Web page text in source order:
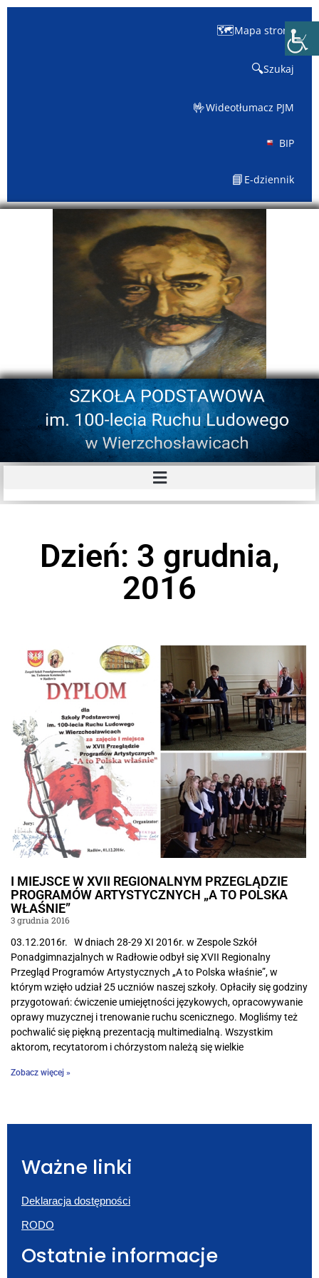
🗺️Mapa strony
🔍Szukaj
🤟Wideotłumacz PJM
BIP
📘 E-dziennik
Dzień: 3 grudnia,
2016
I MIEJSCE W XVII REGIONALNYM PRZEGLĄDZIE
PROGRAMÓW ARTYSTYCZNYCH „A TO POLSKA
WŁAŚNIE”
3 grudnia 2016
03.12.2016r. W dniach 28-29 XI 2016r. w Zespole Szkół
Ponadgimnazjalnych w Radłowie odbył się XVII Regionalny
Przegląd Programów Artystycznych „A to Polska właśnie”, w
którym wzięło udział 25 uczniów naszej szkoły. Opłaciły się godziny
przygotowań: ćwiczenie umiejętności językowych, opracowywanie
oprawy muzycznej i trenowanie ruchu scenicznego. Mogliśmy też
pochwalić się piękną prezentacją multimedialną. Wszystkim
aktorom, recytatorom i chórzystom należą się wielkie
Zobacz więcej »
Ważne linki
Deklaracja dostępności
RODO
Ostatnie informacje